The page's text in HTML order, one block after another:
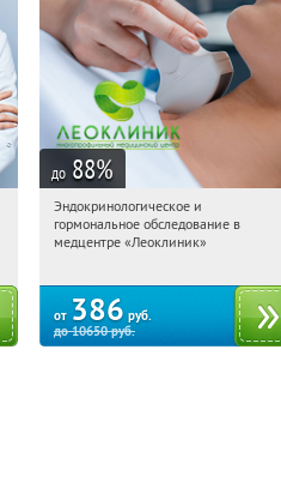
до 88%
13:20:35
Тверская
Эндокринологическое и
гормональное обследование в
медцентре «Леоклиник»
от 386 руб.
до10650руб.